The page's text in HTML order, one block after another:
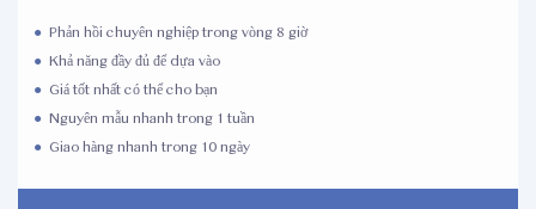
● Phản hồi chuyên nghiệp trong vòng 8 giờ
● Khả năng đầy đủ để dựa vào
● Giá tốt nhất có thể cho bạn
● Nguyên mẫu nhanh trong 1 tuần
● Giao hàng nhanh trong 10 ngày